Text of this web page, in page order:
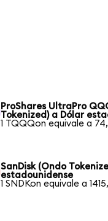
ProShares UltraPro
Tokenized) a Dólar
1 TQQQon equivale a
SanDisk (Ondo
estadounidense
1 SNDKon equivale a